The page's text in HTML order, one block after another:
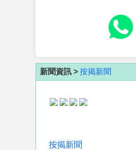
新聞資訊 > 按揭新聞
按揭新聞